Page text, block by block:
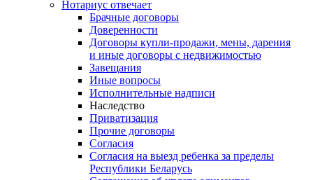
Нотариус отвечает
Брачные договоры
Доверенности
Договоры купли-продажи, мены, дарения
и иные договоры с недвижимостью
Завещания
Иные вопросы
Исполнительные надписи
Наследство
Приватизация
Прочие договоры
Согласия
Согласия на выезд ребенка за пределы
Республики Беларусь